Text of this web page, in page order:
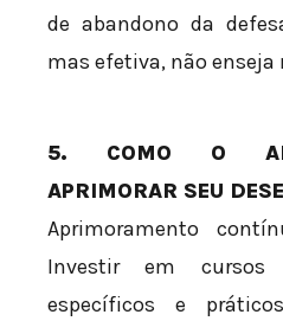
de abandono da
mas efetiva, não enseja
5. COMO O
APRIMORAR SEU
Aprimoramento
Investir em cursos
específicos e